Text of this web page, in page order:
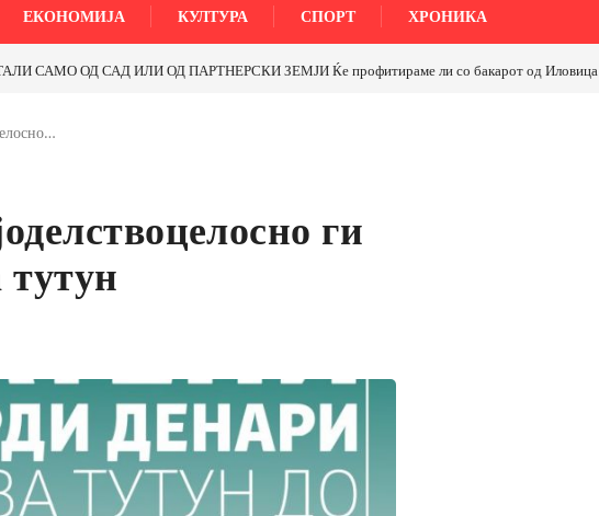
ЕКОНОМИЈА КУЛТУРА СПОРТ ХРОНИКА
ОД САД ИЛИ ОД ПАРТНЕРСКИ ЗЕМЈИ Ќе профитираме ли со бакарот од Иловица
ги
тутун